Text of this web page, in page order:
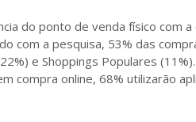
do ponto de venda físico com a
com a pesquisa, 53% das
e Shoppings Populares
compra online, 68% utilizarão